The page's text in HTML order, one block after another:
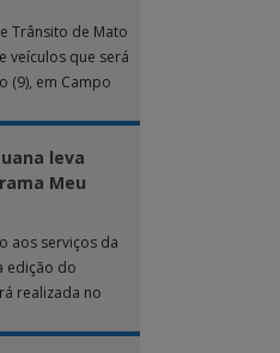
Trânsito de Mato
veículos que será
(9), em Campo
leva
Meu
aos serviços da
edição do
realizada no